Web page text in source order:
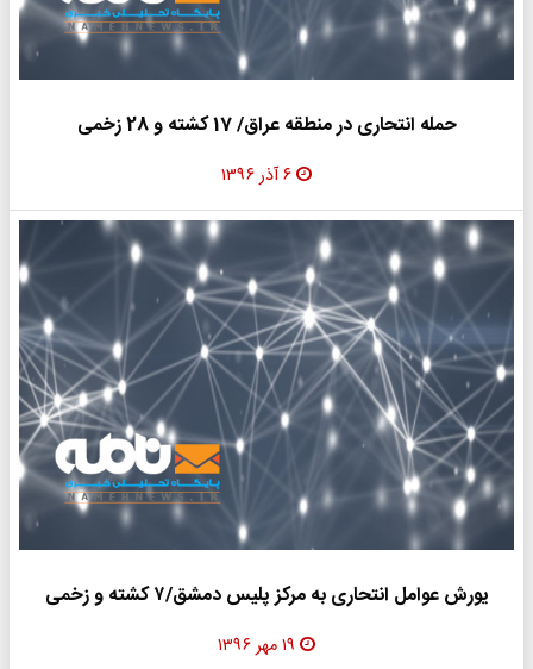
حمله انتحاری در منطقه عراق/ 17 کشته و 28 زخمی
۶ آذر ۱۳۹۶
یورش عوامل انتحاری به مرکز پلیس دمشق/۷ کشته و زخمی
۱۹ مهر ۱۳۹۶